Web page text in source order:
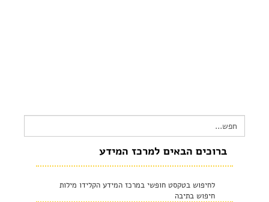
Search
for:
ברוכים הבאים למרכז המידע
לחיפוש בטקסט חופשי במרכז המידע הקלידו מילות
חיפוש בתיבה